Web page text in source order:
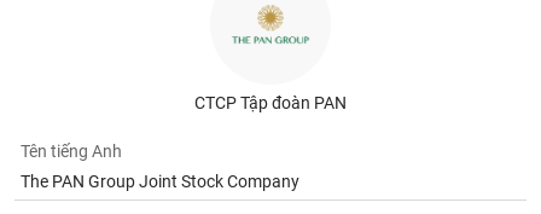
CTCP Tập đoàn PAN
Tên tiếng Anh
The PAN Group Joint Stock Company